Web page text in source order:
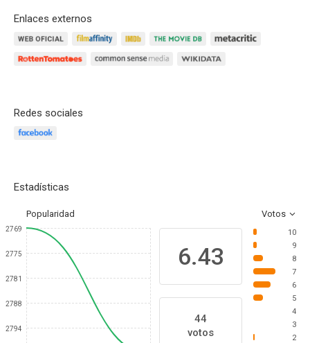
Enlaces externos
Redes sociales
Estadísticas
Popularidad Votos
2769
2775
2781
2788
2794
6.43
44
votos
10
9
8
7
6
5
4
3
2